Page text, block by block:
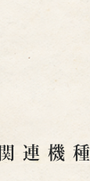
関連機種